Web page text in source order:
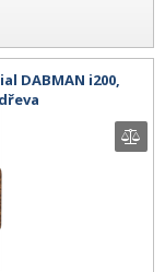
DABMAN i200,